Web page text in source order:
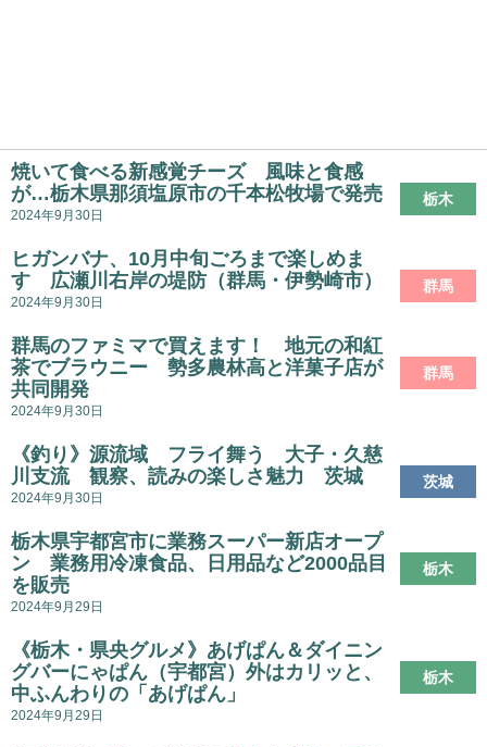
栃木
焼いて食べる新感覚チーズ 風味と食感
が…栃木県那須塩原市の千本松牧場で発売
2024年9月30日
群馬
ヒガンバナ、10月中旬ごろまで楽しめま
す 広瀬川右岸の堤防（群馬・伊勢崎市）
2024年9月30日
群馬
群馬のファミマで買えます！ 地元の和紅
茶でブラウニー 勢多農林高と洋菓子店が
共同開発
2024年9月30日
茨城
《釣り》源流域 フライ舞う 大子・久慈
川支流 観察、読みの楽しさ魅力 茨城
2024年9月30日
栃木
栃木県宇都宮市に業務スーパー新店オープ
ン 業務用冷凍食品、日用品など2000品目
を販売
2024年9月29日
栃木
《栃木・県央グルメ》あげぱん＆ダイニン
グバーにゃぱん（宇都宮）外はカリッと、
中ふんわりの「あげぱん」
2024年9月29日